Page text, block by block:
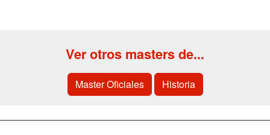
Ver otros masters de...
Master Oficiales Historia